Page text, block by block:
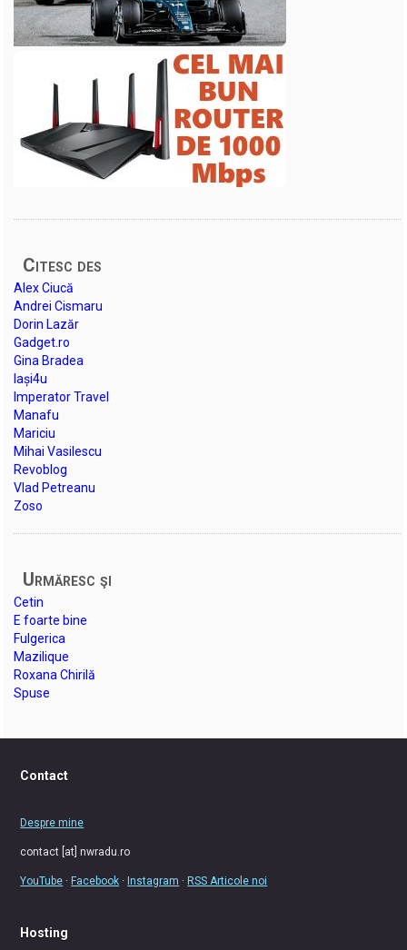
Citesc des
Alex Ciucă
Andrei Cismaru
Dorin Lazăr
Gadget.ro
Gina Bradea
Iași4u
Imperator Travel
Manafu
Mariciu
Mihai Vasilescu
Revoblog
Vlad Petreanu
Zoso
Urmăresc şi
Cetin
E foarte bine
Fulgerica
Mazilique
Roxana Chirilă
Spuse
Contact
Despre mine
contact [at] nwradu.ro
YouTube ·Facebook ·Instagram ·RSS Articole noi
Hosting